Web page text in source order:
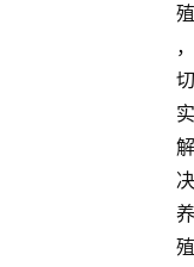
殖
，
切
实
解
决
养
殖